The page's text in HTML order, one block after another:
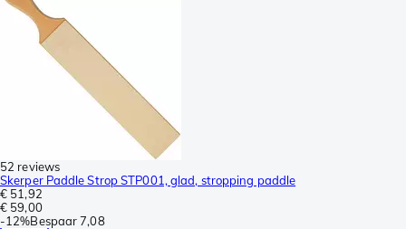
52 reviews
Skerper Paddle Strop STP001, glad, stropping paddle
€ 51,92
€ 59,00
-12%Bespaar 7,08